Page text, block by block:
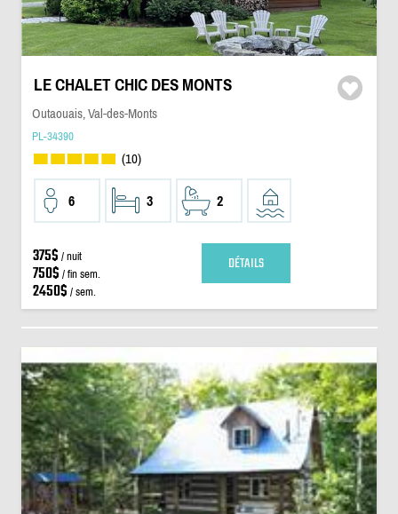
LE CHALET CHIC DES MONTS
Outaouais, Val-des-Monts
PL-34390
(10)
6 3 2
375$ / nuit
750$ / fin sem.
2450$ / sem.
DÉTAILS